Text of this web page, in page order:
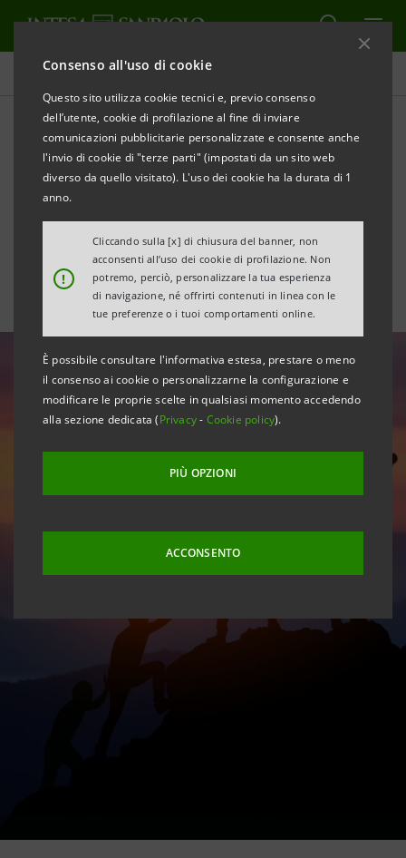
Consenso all'uso di cookie
Questo sito utilizza cookie tecnici e, previo consenso
dell’utente, cookie di profilazione al fine di inviare
comunicazioni pubblicitarie personalizzate e consente anche
l'invio di cookie di "terze parti" (impostati da un sito web
diverso da quello visitato). L'uso dei cookie ha la durata di 1
anno.
!
Cliccando sulla [x] di chiusura del banner, non
acconsenti all’uso dei cookie di profilazione. Non
potremo, perciò, personalizzare la tua esperienza
di navigazione, né offrirti contenuti in linea con le
tue preferenze o i tuoi comportamenti online.
È possibile consultare l'informativa estesa, prestare o meno
il consenso ai cookie o personalizzarne la configurazione e
modificare le proprie scelte in qualsiasi momento accedendo
alla sezione dedicata (Privacy- Cookie policy).
PIÙ OPZIONI
ACCONSENTO
Tutte le news
Imprese e lavoratori: la
coesione genera
competitività